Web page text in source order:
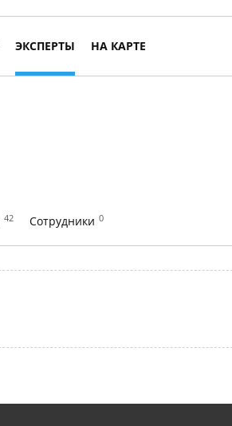
ЭКСПЕРТЫ НА КАРТЕ
42 Сотрудники 0